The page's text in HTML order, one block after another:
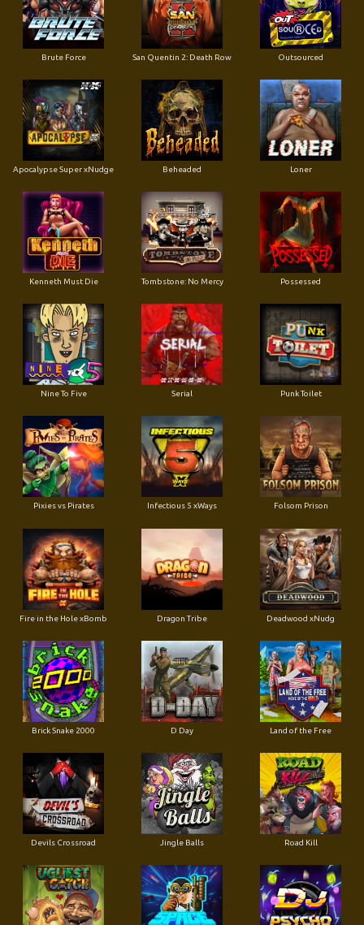
Brute Force San Quentin 2: Death Row Outsourced
Apocalypse Super xNudge Beheaded Loner
Kenneth Must Die Tombstone: No Mercy Possessed
Nine To Five Serial Punk Toilet
Pixies vs Pirates Infectious 5 xWays Folsom Prison
Fire in the Hole xBomb Dragon Tribe Deadwood xNudg
Brick Snake 2000 D Day Land of the Free
Devils Crossroad Jingle Balls Road Kill